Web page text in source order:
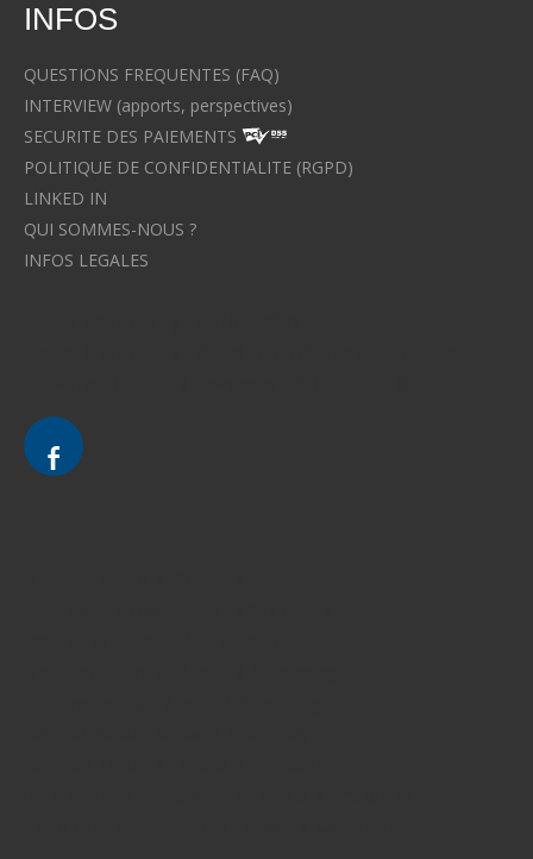
INFOS
QUESTIONS FREQUENTES (FAQ)
INTERVIEW (apports, perspectives)
SECURITE DES PAIEMENTS
POLITIQUE DE CONFIDENTIALITE (RGPD)
LINKED IN
QUI SOMMES-NOUS ?
INFOS LEGALES